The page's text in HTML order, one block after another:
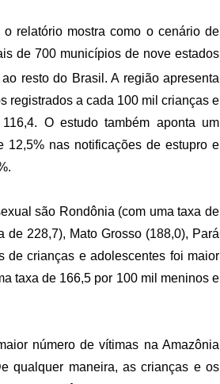
relatório mostra como o cenário de
de 700 municípios de nove estados
resto do Brasil. A região apresenta
registrados a cada 100 mil crianças e
O estudo também aponta um
12,5% nas notificações de estupro e
são Rondônia (com uma taxa de
228,7), Mato Grosso (188,0), Pará
de crianças e adolescentes foi maior
taxa de 166,5 por 100 mil meninos e
número de vítimas na Amazônia
qualquer maneira, as crianças e os